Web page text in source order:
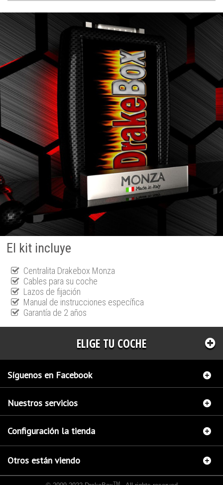
El kit incluye
Centralita Drakebox Monza
Cables para su coche
Lazos de fijación
Manual de instrucciones específica
Garantía de 2 años
ELIGE TU COCHE
Síguenos en Facebook
Nuestros servicios
Configuración la tienda
Otros están viendo
TM